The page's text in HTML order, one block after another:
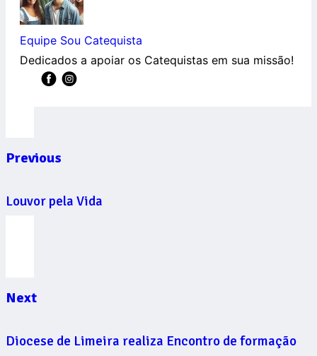
Equipe Sou Catequista
Dedicados a apoiar os Catequistas em sua missão!
Previous
Louvor pela Vida
Next
Diocese de Limeira realiza Encontro de formação